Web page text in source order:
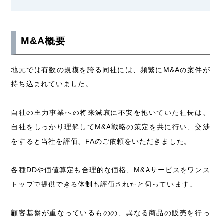
M&A概要
地元では有数の規模を誇る同社には、頻繁に M&Aの案件が
持ち込まれていました。
自社の主力事業への将来減衰に不安を抱いていた社長は、
自社をしっかり理解してM&A戦略の策定を共に行い、交渉
をすると当社を評価、 FAのご依頼をいただきました。
各種DDや価値算定も合理的な価格、 M&Aサービスをワンス
トップで提供できる体制も評価されたと伺っています。
顧客基盤が重なっているものの、異なる商品の販売を行っ